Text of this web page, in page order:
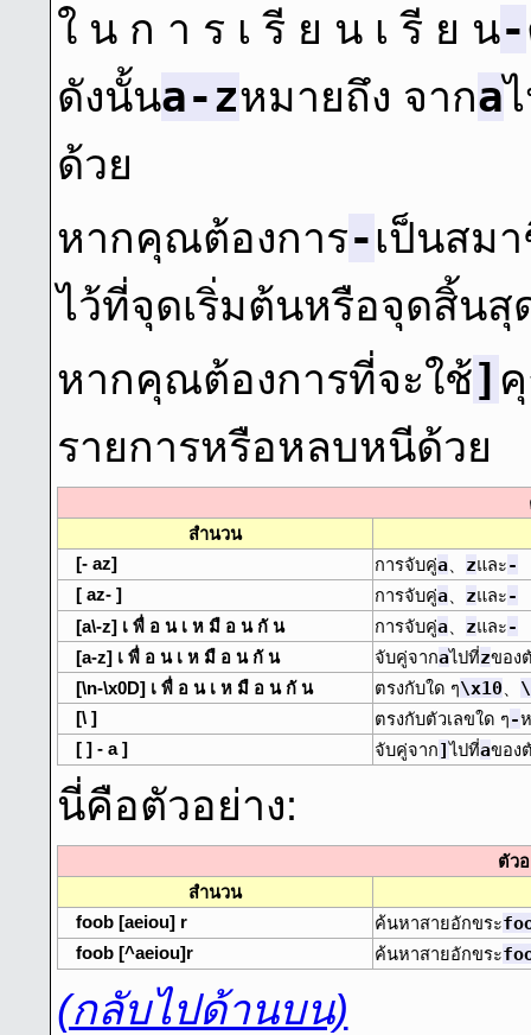
ใ น ก า ร เ รี ย น เ รี ย น-
ดังนั้นa-zหมายถึง จากa
ด้วย
หากคุณต้องการ- เป็นสม
ไว้ที่จุดเริ่มต้นหรือจุดสิ้น
หากคุณต้องการที่จะใช้]
รายการหรือหลบหนีด้วย
สํานวน
[- az]
การจับคู่a、 zและ-
[ az- ] การจับคู่a、 zและ-
[a\-z] เ พื่ อ น เ ห มื อ น กั น การจับคู่a、 zและ-
[a-z] เ พื่ อ น เ ห มื อ น กั น จับคู่จากaไปที่zของ
[\n-\x0D] เ พื่ อ น เ ห มื อ น กั น
ตรงกับใด ๆ\x10、
[\ ] ตรงกับตัวเลขใด ๆ-
[ ] - a ]
จับคู่จาก]ไปที่aของ
นี่คือตัวอย่าง:
ตัว
สํานวน
foob [aeiou] r
ค้นหาสายอักขระ
foob [^aeiou]r ค้นหาสายอักขระ
(กลับไปด้านบน)